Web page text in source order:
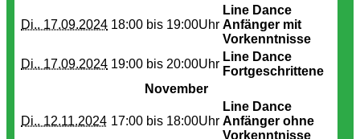
Di.. 17.09.2024 18:00 bis 19:00Uhr
Line Dance
Anfänger mit
Vorkenntnisse
Di.. 17.09.2024 19:00 bis 20:00Uhr
Line Dance
Fortgeschrittene
November
Di.. 12.11.2024 17:00 bis 18:00Uhr
Line Dance
Anfänger ohne
Vorkenntnisse